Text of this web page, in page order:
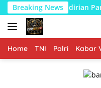
Langsung
ke
konten
Breaking News
Pangan di Kampung
Home TNI Polri Kabar